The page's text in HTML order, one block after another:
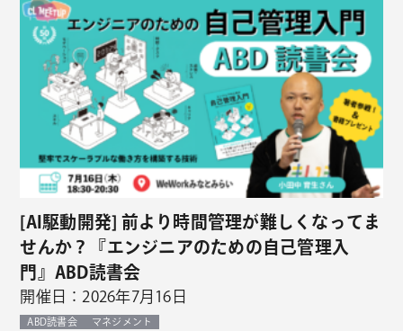
[AI駆動開発] 前より時間管理が難しくなってま
せんか？『エンジニアのための自己管理入
門』ABD読書会
開催日：2026年7月16日
ABD読書会 マネジメント